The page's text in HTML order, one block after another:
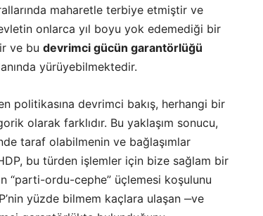
maharetle terbiye etmiştir ve
onlarca yıl boyu yok edemediği bir
ve bu devrimci gücün garantörlüğü
yürüyebilmektedir.
politikasına devrimci bakış, herhangi bir
olarak farklıdır. Bu yaklaşım sonucu,
taraf olabilmenin ve bağlaşımlar
bu türden işlemler için bize sağlam bir
“parti-ordu-cephe” üçlemesi koşulunu
yüzde bilmem kaçlara ulaşan ‒ve